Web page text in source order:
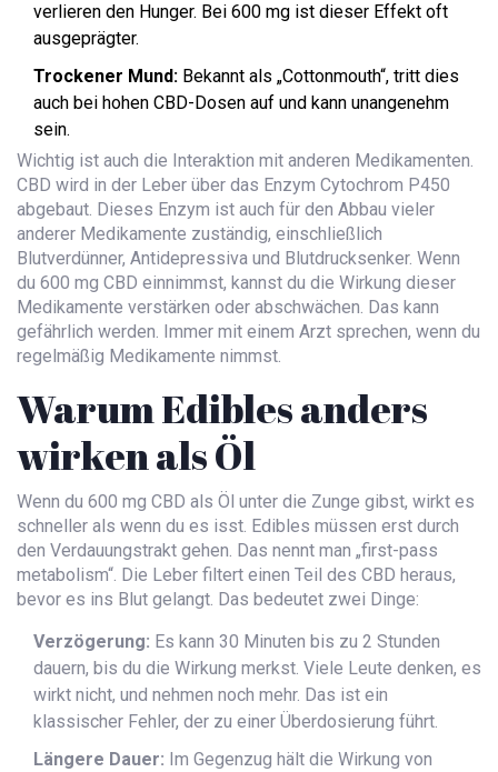
verlieren den Hunger. Bei 600 mg ist dieser Effekt oft
ausgeprägter.
Trockener Mund: Bekannt als „Cottonmouth“, tritt dies
auch bei hohen CBD-Dosen auf und kann unangenehm
sein.
Wichtig ist auch die Interaktion mit anderen Medikamenten.
CBD wird in der Leber über das Enzym Cytochrom P450
abgebaut. Dieses Enzym ist auch für den Abbau vieler
anderer Medikamente zuständig, einschließlich
Blutverdünner, Antidepressiva und Blutdrucksenker. Wenn
du 600 mg CBD einnimmst, kannst du die Wirkung dieser
Medikamente verstärken oder abschwächen. Das kann
gefährlich werden. Immer mit einem Arzt sprechen, wenn du
regelmäßig Medikamente nimmst.
Warum Edibles anders
wirken als Öl
Wenn du 600 mg CBD als Öl unter die Zunge gibst, wirkt es
schneller als wenn du es isst. Edibles müssen erst durch
den Verdauungstrakt gehen. Das nennt man „first-pass
metabolism“. Die Leber filtert einen Teil des CBD heraus,
bevor es ins Blut gelangt. Das bedeutet zwei Dinge:
Verzögerung: Es kann 30 Minuten bis zu 2 Stunden
dauern, bis du die Wirkung merkst. Viele Leute denken, es
wirkt nicht, und nehmen noch mehr. Das ist ein
klassischer Fehler, der zu einer Überdosierung führt.
Längere Dauer: Im Gegenzug hält die Wirkung von